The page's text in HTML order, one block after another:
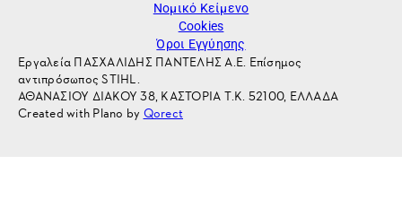
Νομικό Κείμενο
Cookies
Όροι Εγγύησης
Εργαλεία ΠΑΣΧΑΛΙΔΗΣ ΠΑΝΤΕΛΗΣ Α.Ε. Επίσημος
αντιπρόσωπος STIHL.
ΑΘΑΝΑΣΙΟΥ ΔΙΑΚΟΥ 38, ΚΑΣΤΟΡΙΑ Τ.Κ. 52100, ΕΛΛΑΔΑ
Created with Plano by Qorect